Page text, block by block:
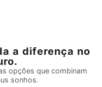
a diferença no
opções que combinam
sonhos.